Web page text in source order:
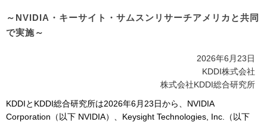
～NVIDIA・キーサイト・サムスンリサーチアメリカと共同
で実施～
2026年6月23日
KDDI株式会社
株式会社KDDI総合研究所
KDDIとKDDI総合研究所は2026年6月23日から、NVIDIA
Corporation（以下 NVIDIA）、Keysight Technologies, Inc.（以下